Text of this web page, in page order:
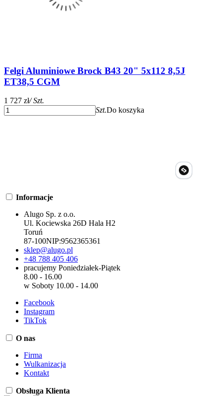
Felgi Aluminiowe Brock B43 20" 5x112 8,5J
ET38,5 CGM
1 727 zł/ Szt.
Szt.Do koszyka
Informacje
Alugo Sp. z o.o.
Ul. Kociewska 26D Hala H2
Toruń
87-100NIP:9562365361
sklep@alugo.pl
+48 788 405 406
pracujemy Poniedziałek-Piątek
8.00 - 16.00
w Soboty 10.00 - 14.00
Facebook
Instagram
TikTok
O nas
Firma
Wulkanizacja
Kontakt
Obsługa Klienta